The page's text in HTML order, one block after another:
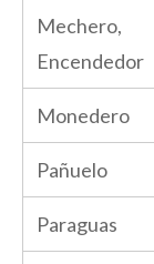
Mechero,
Encendedor
Monedero
Pañuelo
Paraguas